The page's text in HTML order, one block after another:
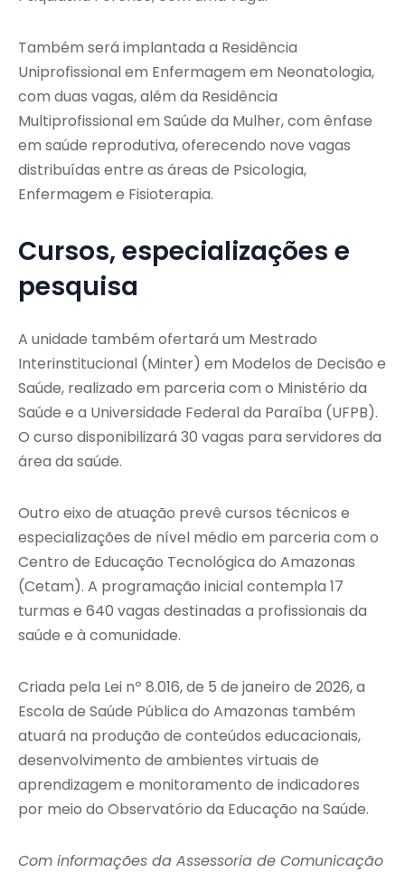
Também será implantada a Residência
Uniprofissional em Enfermagem em Neonatologia,
com duas vagas, além da Residência
Multiprofissional em Saúde da Mulher, com ênfase
em saúde reprodutiva, oferecendo nove vagas
distribuídas entre as áreas de Psicologia,
Enfermagem e Fisioterapia.
Cursos, especializações e
pesquisa
A unidade também ofertará um Mestrado
Interinstitucional (Minter) em Modelos de Decisão e
Saúde, realizado em parceria com o Ministério da
Saúde e a Universidade Federal da Paraíba (UFPB).
O curso disponibilizará 30 vagas para servidores da
área da saúde.
Outro eixo de atuação prevê cursos técnicos e
especializações de nível médio em parceria com o
Centro de Educação Tecnológica do Amazonas
(Cetam). A programação inicial contempla 17
turmas e 640 vagas destinadas a profissionais da
saúde e à comunidade.
Criada pela Lei nº 8.016, de 5 de janeiro de 2026, a
Escola de Saúde Pública do Amazonas também
atuará na produção de conteúdos educacionais,
desenvolvimento de ambientes virtuais de
aprendizagem e monitoramento de indicadores
por meio do Observatório da Educação na Saúde.
Com informações da Assessoria de Comunicação